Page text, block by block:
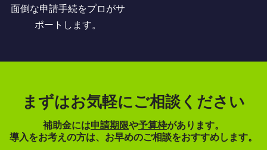
面倒な申請手続をプロがサ
ポートします。
まずはお気軽にご相談ください
補助金には申請期限や予算枠があります。
導入をお考えの方は、お早めのご相談をおすすめします。